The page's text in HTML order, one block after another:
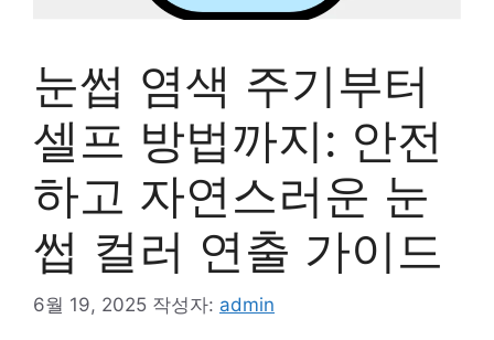
눈썹 염색 주기부터
셀프 방법까지: 안전
하고 자연스러운 눈
썹 컬러 연출 가이드
6월 19, 2025 작성자: admin